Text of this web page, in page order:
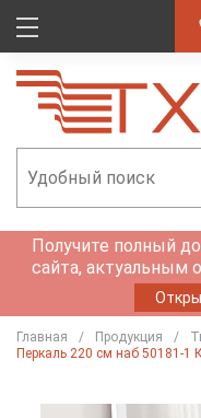
Получите полный
сайта, актуальным
Главная Продукция
Перкаль 220 см наб 50181-1